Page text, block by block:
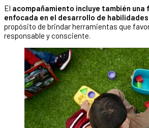
El acompañamiento incluye también
enfocada en el desarrollo de
propósito de brindar herramientas que
responsable y consciente.